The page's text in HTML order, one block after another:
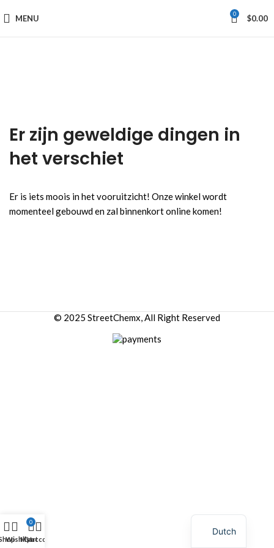
MENU 0 $0.00
Er zijn geweldige dingen in
het verschiet
Er is iets moois in het vooruitzicht! Onze winkel wordt
momenteel gebouwd en zal binnenkort online komen!
© 2025 StreetChemx, All Right Reserved
Wishlist
0
Cart
My account
Dutch